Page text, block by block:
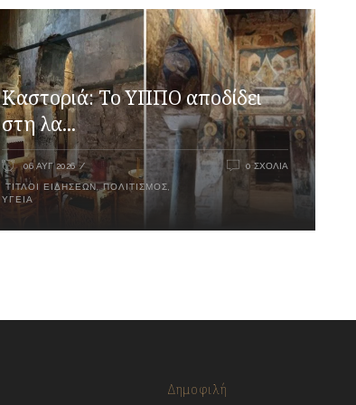
Καστοριά: Το ΥΠΠΟ αποδίδει
στη λα...
06 ΑΥΓ 2026
ΤΊΤΛΟΙ ΕΙΔΉΣΕΩΝ,ΠΟΛΙΤΙΣΜΌΣ
ΥΓΕΊΑ
0 ΣΧΌΛΙΑ
Δημοφιλή